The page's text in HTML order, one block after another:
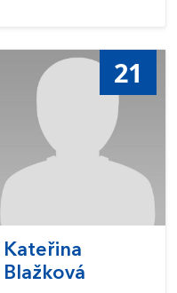
21
Kateřina
Blažková